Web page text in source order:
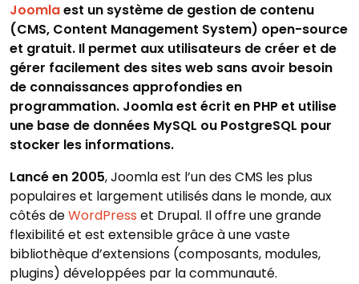
Joomlaest un système de gestion de contenu
(CMS, Content Management System) open-source
et gratuit. Il permet aux utilisateurs de créer et de
gérer facilement des sites web sans avoir besoin
de connaissances approfondies en
programmation. Joomla est écrit en PHP et utilise
une base de données MySQL ou PostgreSQL pour
stocker les informations.
Lancé en 2005, Joomla est l’un des CMS les plus
populaires et largement utilisés dans le monde, aux
côtés deWordPress et Drupal. Il offre une grande
flexibilité et est extensible grâce à une vaste
bibliothèque d’extensions (composants, modules,
plugins) développées par la communauté.